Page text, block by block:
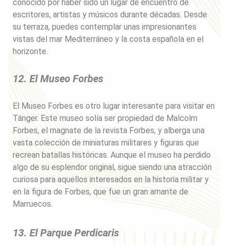
conocido por haber sido un lugar de encuentro de
escritores, artistas y músicos durante décadas. Desde
su terraza, puedes contemplar unas impresionantes
vistas del mar Mediterráneo y la costa española en el
horizonte.
12. El Museo Forbes
El Museo Forbes es otro lugar interesante para visitar en
Tánger. Este museo solía ser propiedad de Malcolm
Forbes, el magnate de la revista Forbes, y alberga una
vasta colección de miniaturas militares y figuras que
recrean batallas históricas. Aunque el museo ha perdido
algo de su esplendor original, sigue siendo una atracción
curiosa para aquellos interesados en la historia militar y
en la figura de Forbes, que fue un gran amante de
Marruecos.
13. El Parque Perdicaris